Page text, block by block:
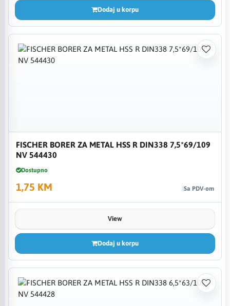
Dodaj u korpu
FISCHER BORER ZA METAL HSS R DIN338 7,5*69/109
NV 544430
Dostupno
1,75 KM Sa PDV-om
View
Dodaj u korpu